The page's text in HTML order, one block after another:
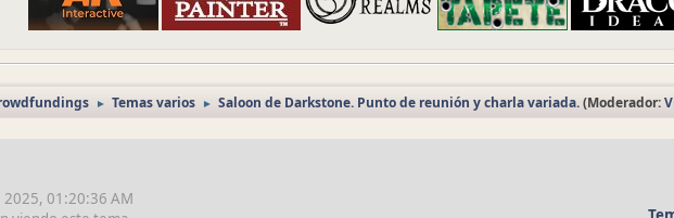
► Temas varios ► Saloon de Darkstone. Punto de reunión y charla variada.(Moderador:
01:20:36 AM